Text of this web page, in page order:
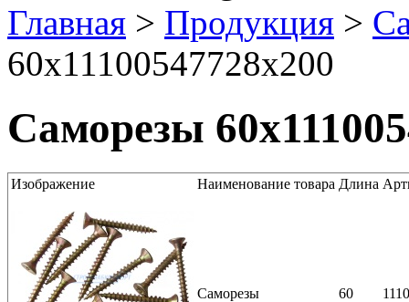
Главная > Продукция >
60x11100547728x200
Саморезы
Изображение Наименование товара Длина
Саморезы 60